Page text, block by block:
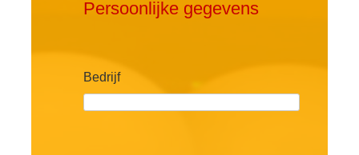
Persoonlijke gegevens
Bedrijf